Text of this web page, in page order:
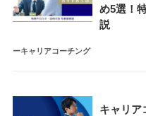
め5選！
説
ーキャリアコーチング
キャリア